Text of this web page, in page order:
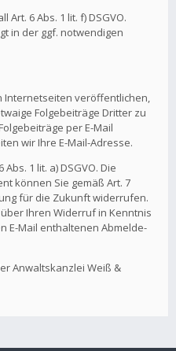
Art. 6 Abs. 1 lit. f) DSGVO.
in der ggf. notwendigen
Internetseiten veröffentlichen,
Folgebeiträge Dritter zu
per E-Mail
wir Ihre E-Mail-Adresse.
1 lit. a) DSGVO. Die
können Sie gemäß Art. 7
für die Zukunft widerrufen.
Ihren Widerruf in Kenntnis
E-Mail enthaltenen Abmelde-
Anwaltskanzlei Weiß &